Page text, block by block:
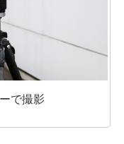
で撮影